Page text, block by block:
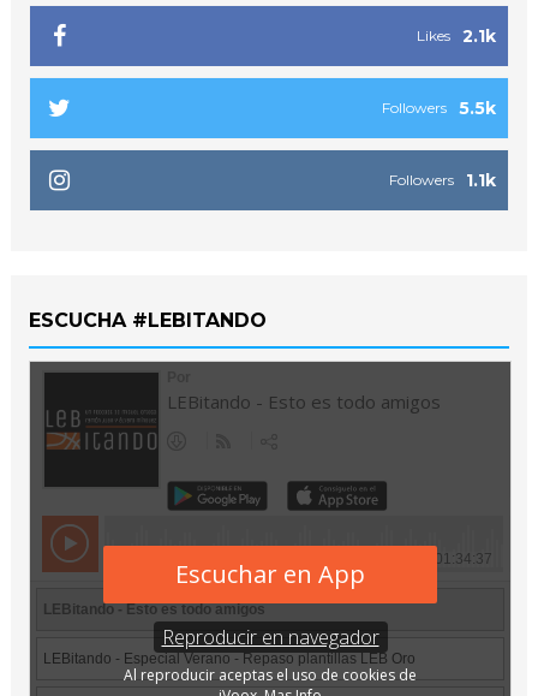
2.1k
Likes
5.5k
Followers
1.1k
Followers
ESCUCHA #LEBITANDO